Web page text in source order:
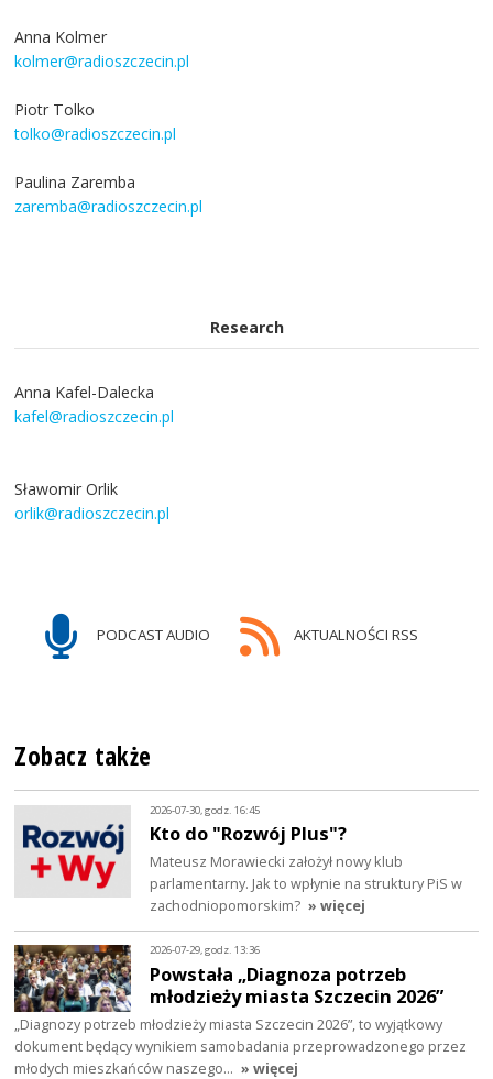
Anna Kolmer
kolmer@radioszczecin.pl
Piotr Tolko
tolko@radioszczecin.pl
Paulina Zaremba
zaremba@radioszczecin.pl
Research
Anna Kafel-Dalecka
kafel@radioszczecin.pl
Sławomir Orlik
orlik@radioszczecin.pl
PODCAST AUDIO AKTUALNOŚCI RSS
Zobacz także
2026-07-30, godz. 16:45
Kto do "Rozwój Plus"?
Mateusz Morawiecki założył nowy klub
parlamentarny. Jak to wpłynie na struktury PiS w
zachodniopomorskim? » więcej
2026-07-29, godz. 13:36
Powstała „Diagnoza potrzeb
młodzieży miasta Szczecin 2026”
„Diagnozy potrzeb młodzieży miasta Szczecin 2026”, to wyjątkowy
dokument będący wynikiem samobadania przeprowadzonego przez
młodych mieszkańców naszego… » więcej